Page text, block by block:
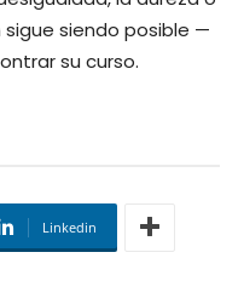
siendo posible —
su curso.
Linkedin